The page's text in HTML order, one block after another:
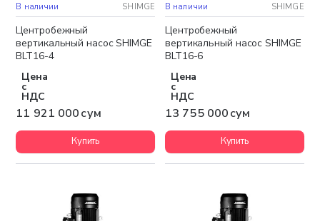
Бесплатная доставка
В наличии SHIMGE
Центробежный
вертикальный насос SHIMGE
BLT16-4
Цена
с
НДС
11 921 000 сум
Купить
Бесплатная доставка
В наличии SHIMGE
Центробежный
вертикальный насос SHIMGE
BLT16-6
Цена
с
НДС
13 755 000 сум
Купить